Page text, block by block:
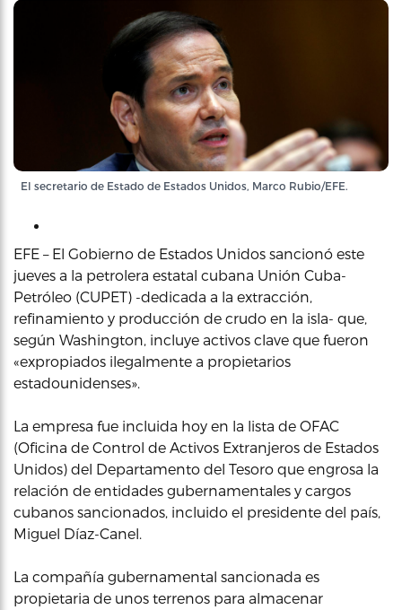
El secretario de Estado de Estados Unidos, Marco Rubio/EFE.
EFE – El Gobierno de Estados Unidos sancionó este
jueves a la petrolera estatal cubana Unión Cuba-
Petróleo (CUPET) -dedicada a la extracción,
refinamiento y producción de crudo en la isla- que,
según Washington, incluye activos clave que fueron
«expropiados ilegalmente a propietarios
estadounidenses».
La empresa fue incluida hoy en la lista de OFAC
(Oficina de Control de Activos Extranjeros de Estados
Unidos) del Departamento del Tesoro que engrosa la
relación de entidades gubernamentales y cargos
cubanos sancionados, incluido el presidente del país,
Miguel Díaz-Canel.
La compañía gubernamental sancionada es
propietaria de unos terrenos para almacenar